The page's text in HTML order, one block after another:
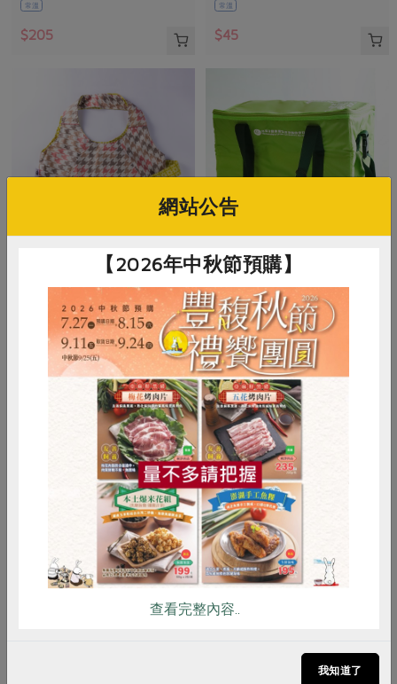
素食專區
高麗菜海鮮煎餅
地區活動
常溫
$205
常溫
$45
傘布巧袋(生活者)
1件, 規格 - 29cm(長) X 14cm(寬) X
20cm(高)
暫無庫存
淳意企業社
保溫購物袋(淳意)-40x22x30公
分/個
尺寸: 40×22×30公分(長×寬×高)
常溫
$580
RPET 食譜 減硝酸鹽
雞蛋 食安 共同購買
網站公告
【2026年中秋節預購】
查看完整內容..
我知道了